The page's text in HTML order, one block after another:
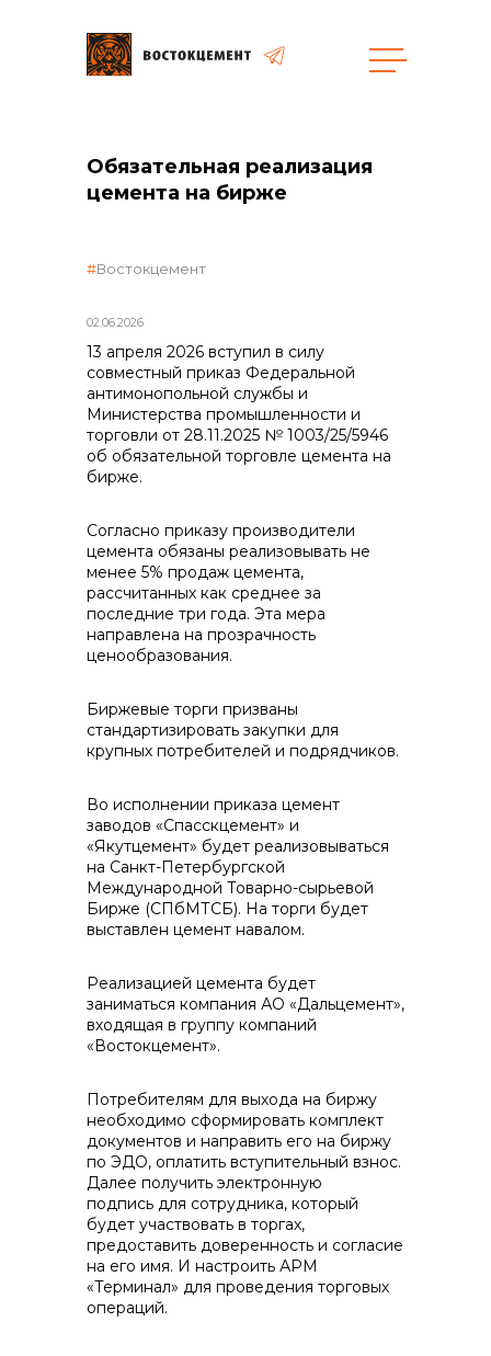
объявленные закупки
реализация неликвидов
Контакты
info@vostokcement.ru
Обязательная реализация
цемента на бирже
02.06.2026
Востокцемент
13 апреля 2026 вступил в силу
совместный приказ Федеральной
антимонопольной службы и
Министерства промышленности и
торговли от 28.11.2025 № 1003/25/5946
об обязательной торговле цемента на
бирже.
Согласно приказу производители
цемента обязаны реализовывать не
менее 5% продаж цемента,
рассчитанных как среднее за
последние три года. Эта мера
направлена на прозрачность
ценообразования.
Биржевые торги призваны
стандартизировать закупки для
крупных потребителей и подрядчиков.
Во исполнении приказа цемент
заводов «Спасскцемент» и
«Якутцемент» будет реализовываться
на Санкт-Петербургской
Международной Товарно-сырьевой
Бирже (СПбМТСБ). На торги будет
выставлен цемент навалом.
Реализацией цемента будет
заниматься компания АО «Дальцемент»,
входящая в группу компаний
«Востокцемент».
Потребителям для выхода на биржу
необходимо сформировать комплект
документов и направить его на биржу
по ЭДО, оплатить вступительный взнос.
Далее получить электронную
подпись для сотрудника, который
будет участвовать в торгах,
предоставить доверенность и согласие
на его имя. И настроить АРМ
«Терминал» для проведения торговых
операций.